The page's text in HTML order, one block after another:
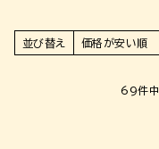
並び替え 価格が安い順
69件中